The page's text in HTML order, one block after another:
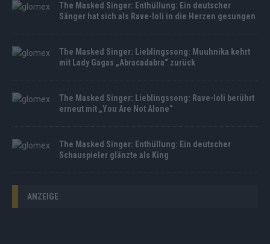
The Masked Singer: Enthüllung: Ein deutscher
Sänger hat sich als Rave-Ioli in die Herzen gesungen
The Masked Singer: Lieblingssong: Muuhnika kehrt
mit Lady Gagas „Abracadabra“ zurück
The Masked Singer: Lieblingssong: Rave-Ioli berührt
erneut mit „You Are Not Alone“
The Masked Singer: Enthüllung: Ein deutscher
Schauspieler glänzte als King
ANZEIGE